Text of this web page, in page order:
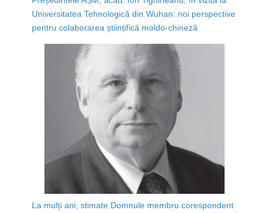
Universitatea Tehnologică din Wuhan: noi perspective
pentru colaborarea științifică moldo-chineză
La mulți ani, stimate Domnule membru corespondent